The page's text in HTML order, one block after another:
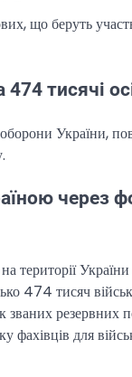
що беруть
474 тисячі
України,
через
території
474 тисяч
резервних
фахівців для